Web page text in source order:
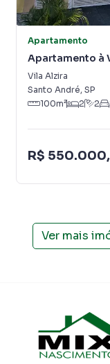
Apartamento
Apartamento à
Vila Alzira
Santo André, SP
100m² 2 2
R$
Ver mais